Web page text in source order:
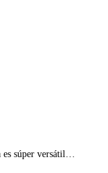
súper versátil…